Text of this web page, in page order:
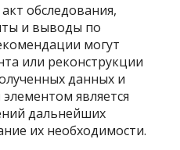
обследования,
и выводы по
могут
или реконструкции
данных и
является
дальнейших
их необходимости.